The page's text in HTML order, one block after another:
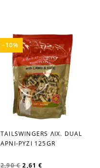
favorite_border
TAILSWINGERS ΛΙΧ. DUAL
ΑΡΝΙ-ΡΥΖΙ 125GR
2,90 € 2,61 €
-10%